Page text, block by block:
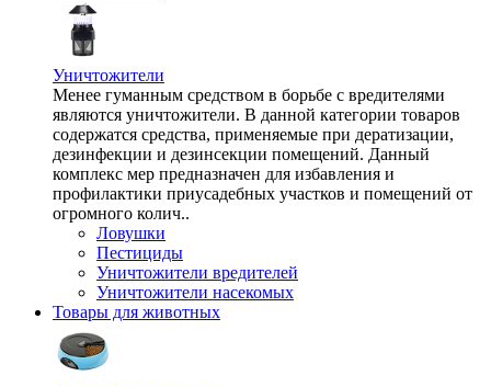
Уничтожители
Менее гуманным средством в борьбе с вредителями
являются уничтожители. В данной категории товаров
содержатся средства, применяемые при дератизации,
дезинфекции и дезинсекции помещений. Данный
комплекс мер предназначен для избавления и
профилактики приусадебных участков и помещений от
огромного колич..
Ловушки
Пестициды
Уничтожители вредителей
Уничтожители насекомых
Товары для животных